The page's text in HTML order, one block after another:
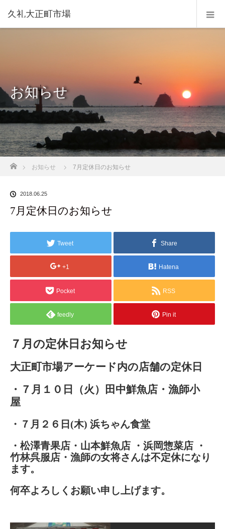
久礼大正町市場
お知らせ
ホーム
お知らせ 7月定休日のお知らせ
2018.06.25
7月定休日のお知らせ
Tweet Share
+1 Hatena
Pocket RSS
feedly Pin it
７月の定休日お知らせ
大正町市場アーケード内の店舗の定休日
・７月１０日（火）田中鮮魚店・漁師小
屋
・７月２６日(木) 浜ちゃん食堂
・松澤青果店・山本鮮魚店 ・浜岡惣菜店 ・
竹林呉服店・漁師の女将さんは不定休になり
ます。
何卒よろしくお願い申し上げます。